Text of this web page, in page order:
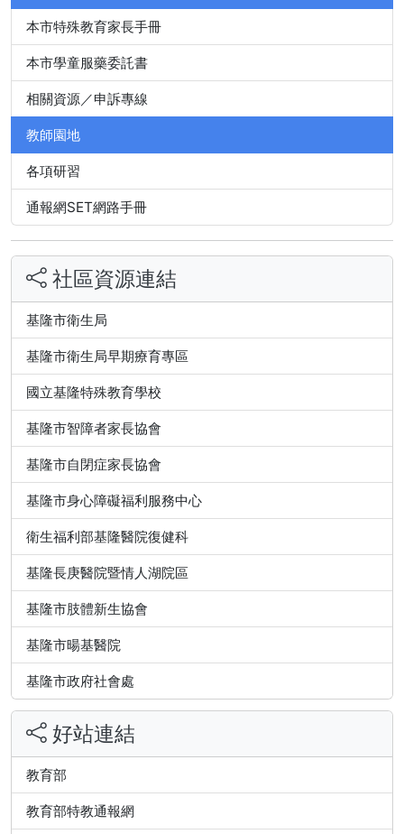
本市特殊教育家長手冊
本市學童服藥委託書
相關資源／申訴專線
教師園地
各項研習
通報網SET網路手冊
社區資源連結
基隆市衛生局
基隆市衛生局早期療育專區
國立基隆特殊教育學校
基隆市智障者家長協會
基隆市自閉症家長協會
基隆市身心障礙福利服務中心
衛生福利部基隆醫院復健科
基隆長庚醫院暨情人湖院區
基隆市肢體新生協會
基隆市暘基醫院
基隆市政府社會處
好站連結
教育部
教育部特教通報網